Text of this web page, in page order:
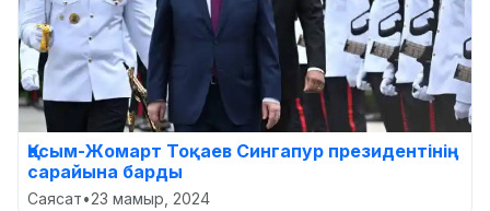
Қасым-Жомарт Тоқаев Сингапур президентінің
сарайына барды
Саясат•23 мамыр, 2024